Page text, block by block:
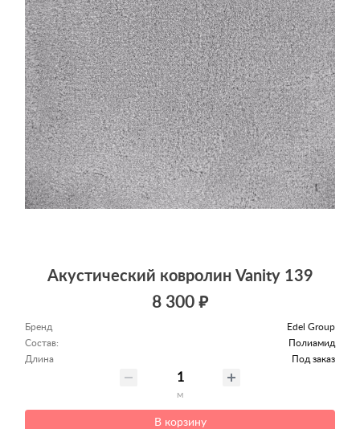
Акустический ковролин Vanity 139
8 300 ₽
Бренд
Edel Group
Состав:
Полиамид
Длина
Под заказ
м
В корзину